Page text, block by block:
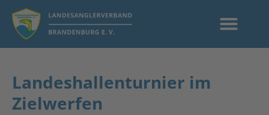
Landeshallenturnier im
Zielwerfen